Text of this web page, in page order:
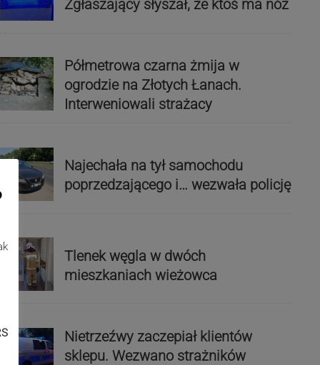
Zgłaszający słyszał, że ktoś ma nóż
Półmetrowa czarna żmija w
ogrodzie na Złotych Łanach.
Interweniowali strażacy
Najechała na tył samochodu
poprzedzającego i… wezwała policję
Tlenek węgla w dwóch
mieszkaniach wieżowca
Nietrzeźwy zaczepiał klientów
sklepu. Wezwano strażników